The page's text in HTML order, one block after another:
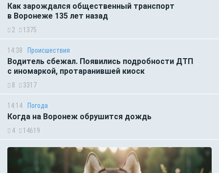
Как зарождался общественный транспорт
в Воронеже 135 лет назад
2 1375
14:38 Происшествия
Водитель сбежал. Появились подробности ДТП
с иномаркой, протаранившей киоск
8 3317
14:14 Погода
Когда на Воронеж обрушится дождь
4 14619